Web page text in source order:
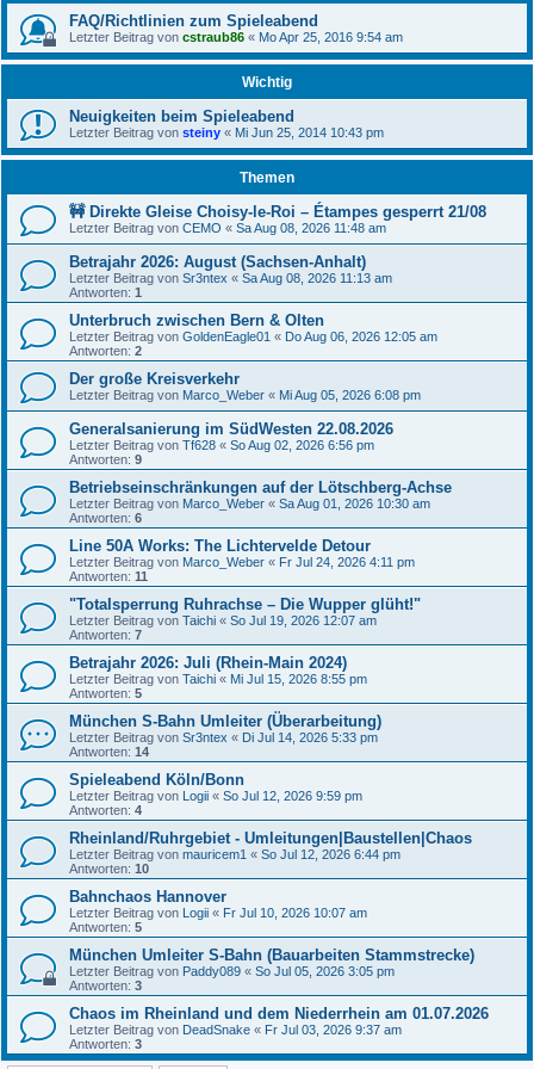
FAQ/Richtlinien zum Spieleabend
Letzter Beitrag von cstraub86 « Mo Apr 25, 2016 9:54 am
Wichtig
Neuigkeiten beim Spieleabend
Letzter Beitrag von steiny « Mi Jun 25, 2014 10:43 pm
Themen
🚧 Direkte Gleise Choisy-le-Roi – Étampes gesperrt 21/08
Letzter Beitrag von CEMO « Sa Aug 08, 2026 11:48 am
Betrajahr 2026: August (Sachsen-Anhalt)
Letzter Beitrag von Sr3ntex « Sa Aug 08, 2026 11:13 am
Antworten: 1
Unterbruch zwischen Bern & Olten
Letzter Beitrag von GoldenEagle01 « Do Aug 06, 2026 12:05 am
Antworten: 2
Der große Kreisverkehr
Letzter Beitrag von Marco_Weber « Mi Aug 05, 2026 6:08 pm
Generalsanierung im SüdWesten 22.08.2026
Letzter Beitrag von Tf628 « So Aug 02, 2026 6:56 pm
Antworten: 9
Betriebseinschränkungen auf der Lötschberg-Achse
Letzter Beitrag von Marco_Weber « Sa Aug 01, 2026 10:30 am
Antworten: 6
Line 50A Works: The Lichtervelde Detour
Letzter Beitrag von Marco_Weber « Fr Jul 24, 2026 4:11 pm
Antworten: 11
"Totalsperrung Ruhrachse – Die Wupper glüht!"
Letzter Beitrag von Taichi « So Jul 19, 2026 12:07 am
Antworten: 7
Betrajahr 2026: Juli (Rhein-Main 2024)
Letzter Beitrag von Taichi « Mi Jul 15, 2026 8:55 pm
Antworten: 5
München S-Bahn Umleiter (Überarbeitung)
Letzter Beitrag von Sr3ntex « Di Jul 14, 2026 5:33 pm
Antworten: 14
Spieleabend Köln/Bonn
Letzter Beitrag von Logii « So Jul 12, 2026 9:59 pm
Antworten: 4
Rheinland/Ruhrgebiet - Umleitungen|Baustellen|Chaos
Letzter Beitrag von mauricem1 « So Jul 12, 2026 6:44 pm
Antworten: 10
Bahnchaos Hannover
Letzter Beitrag von Logii « Fr Jul 10, 2026 10:07 am
Antworten: 5
München Umleiter S-Bahn (Bauarbeiten Stammstrecke)
Letzter Beitrag von Paddy089 « So Jul 05, 2026 3:05 pm
Antworten: 3
Chaos im Rheinland und dem Niederrhein am 01.07.2026
Letzter Beitrag von DeadSnake « Fr Jul 03, 2026 9:37 am
Antworten: 3